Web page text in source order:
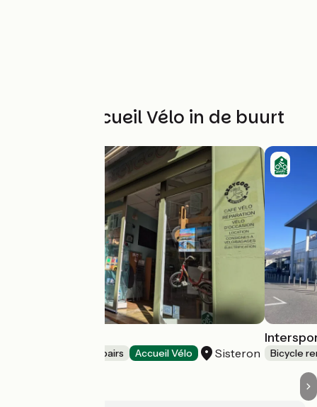
Andere Accueil Vélo in de buurt
Bicycle rentals/ repairs Accueil Vélo Sisteron Bicycle